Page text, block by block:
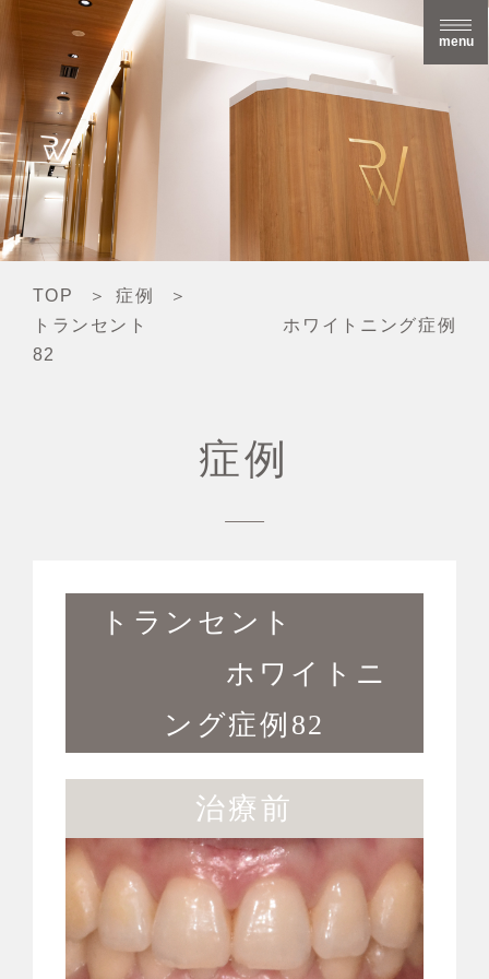
TOP
症例
トランセント ホワイトニング症例
82
症例
トランセント
ホワイトニ
ング症例82
治療前
menu